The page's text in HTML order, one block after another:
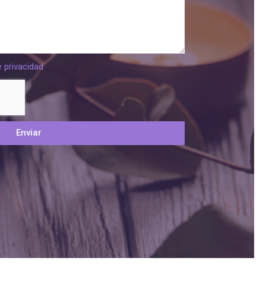
privacidad
Enviar